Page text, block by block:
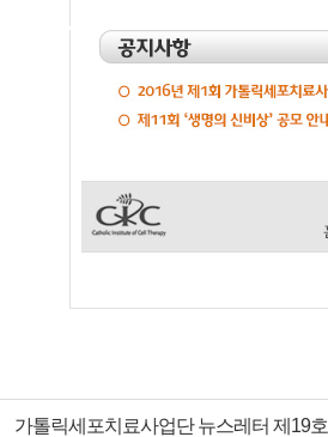
제목
가톨릭세포치료사업단 뉴스레터 제19호